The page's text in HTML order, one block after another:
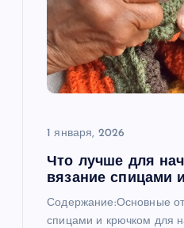
1 января, 2026
Что лучше для
вязание спицами
Содержание:Основные
спицами и крючком для